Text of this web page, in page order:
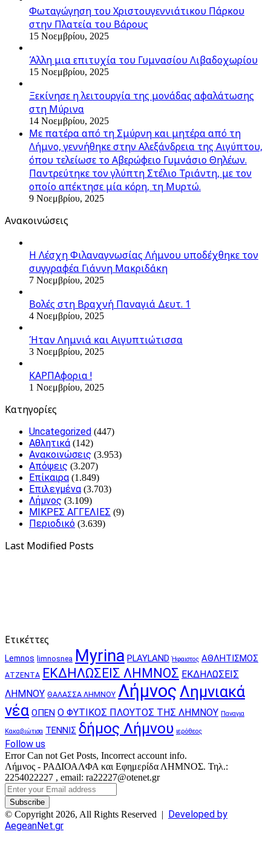
Φωταγώγηση του Χριστουγεννιάτικου Πάρκου
στην Πλατεία του Βάρους
15 Νοεμβρίου, 2025
Άλλη μια επιτυχία του Γυμνασίου Λιβαδοχωρίου
15 Νοεμβρίου, 2025
Ξεκίνησε η λειτουργία της μονάδας αφαλάτωσης
στη Μύρινα
14 Νοεμβρίου, 2025
Με πατέρα από τη Σμύρνη και μητέρα από τη
Λήμνο, γεννήθηκε στην Αλεξάνδρεια της Αιγύπτου,
όπου τελείωσε το Αβερώφειο Γυμνάσιο Θηλέων.
Παντρεύτηκε τον γλύπτη Στέλιο Τριάντη, με τον
οποίο απέκτησε μία κόρη, τη Μυρτώ.
9 Νοεμβρίου, 2025
Ανακοινώσεις
Η Λέσχη Φιλαναγνωσίας Λήμνου υποδέχθηκε τον
συγγραφέα Γιάννη Μακριδάκη
7 Νοεμβρίου, 2025
Βολές στη Βραχνή Παναγιά Δευτ. 1
4 Νοεμβρίου, 2025
Ήταν Λημνιά και Αιγυπτιώτισσα
3 Νοεμβρίου, 2025
ΚΑΡΠΑφορια !
1 Νοεμβρίου, 2025
Kατηγορίες
Uncategorized (447)
Αθλητικά (142)
Ανακοινώσεις (3.953)
Απόψεις (3.207)
Επίκαιρα (1.849)
Επιλεγμένα (3.703)
Λήμνος (3.109)
ΜΙΚΡΕΣ ΑΓΓΕΛΙΕΣ (9)
Περιοδικό (3.639)
Last Modified Posts
Ετικέττες
Lemnos limnosnea Myrina PLAYLAND Ήφαιστος ΑΘΛΗΤΙΣΜΟΣ
ΑΤΖΕΝΤΑ ΕΚΔΗΛΩΣΕΙΣ ΛΗΜΝΟΣ ΕΚΔΗΛΩΣΕΙΣ
ΛΗΜΝΟΥ ΘΑΛΑΣΣΑ ΛΗΜΝΟΥ Λήμνος Λημνιακά
νέα ΟΠΕΝ Ο ΦΥΤΙΚΟΣ ΠΛΟΥΤΟΣ ΤΗΣ ΛΗΜΝΟΥ Παναγια
Κακαβιώτισα ΤΕΝΝΙΣ δήμος Λήμνου ιερόθεος
Follow us
Error Can not Get Posts, Incorrect account info.
Λήμνος - ΡΑΔΙΟΑΛΦΑ και Εφημερίδα ΛΗΜΝΟΣ. Τηλ.:
2254022227 , email: ra22227@otenet.gr
Enter
your
Email
address
© Copyright 2026, All Rights Reserved | Developed by
AegeanNet.gr